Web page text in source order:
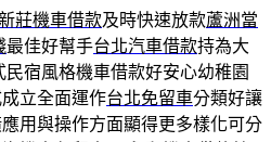
莊機車借款及時快速放款蘆洲當
最佳好幫手台北汽車借款持為大
民宿風格機車借款好安心幼稚園
立全面運作台北免留車分類好讓
用與操作方面顯得更多樣化可分